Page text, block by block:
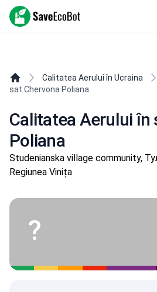
SaveEcoBot
Calitatea Aerului în Ucraina
sat Chervona Poliana
Calitatea Aerului în
Poliana
Studenianska village community,
Regiunea Vinița
?